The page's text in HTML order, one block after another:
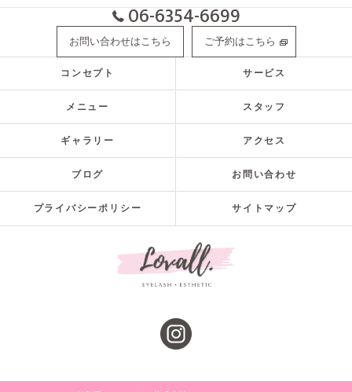
06-6354-6699
お問い合わせはこちら ご予約はこちら
コンセプト サービス
メニュー スタッフ
ギャラリー アクセス
ブログ お問い合わせ
プライバシーポリシー サイトマップ